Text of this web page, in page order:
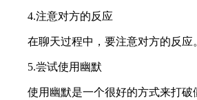
4.注意对方的反应
在聊天过程中，要注意对方的反
5.尝试使用幽默
使用幽默是一个很好的方式来打